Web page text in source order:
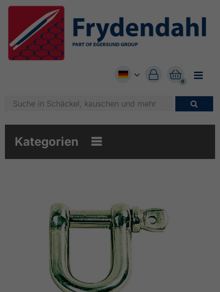


0

Kategorien 